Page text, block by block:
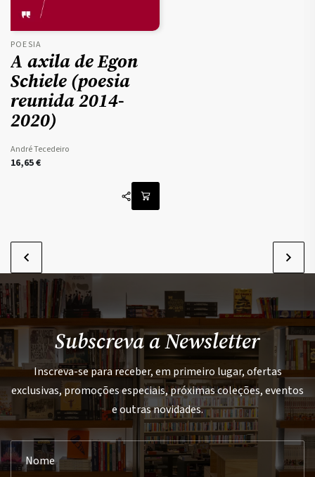
POESIA
A axila de Egon
Schiele (poesia
reunida 2014-
2020)
André Tecedeiro
16,65€
Subscreva a Newsletter
Inscreva-se para receber, em primeiro lugar, ofertas
exclusivas, promoções especiais, próximas coleções, eventos
e outras novidades.